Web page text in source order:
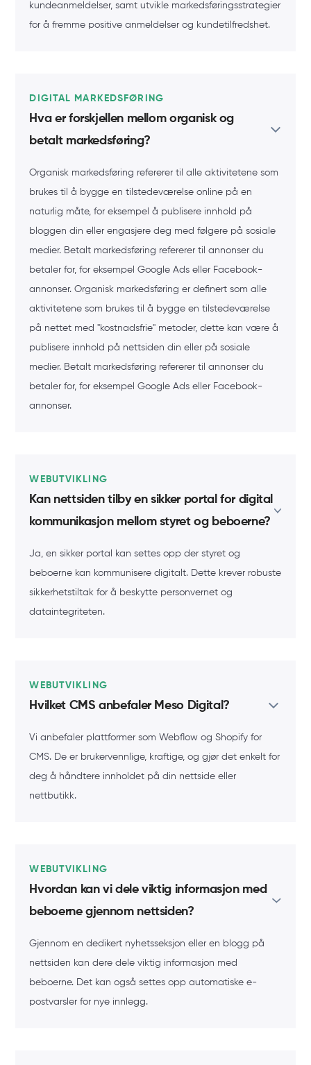
kundeanmeldelser, samt utvikle markedsføringsstrategier
for å fremme positive anmeldelser og kundetilfredshet.
DIGITAL MARKEDSFØRING
Hva er forskjellen mellom organisk og
betalt markedsføring?
Organisk markedsføring refererer til alle aktivitetene som
brukes til å bygge en tilstedeværelse online på en
naturlig måte, for eksempel å publisere innhold på
bloggen din eller engasjere deg med følgere på sosiale
medier. Betalt markedsføring refererer til annonser du
betaler for, for eksempel Google Ads eller Facebook-
annonser. Organisk markedsføring er definert som alle
aktivitetene som brukes til å bygge en tilstedeværelse
på nettet med "kostnadsfrie" metoder, dette kan være å
publisere innhold på nettsiden din eller på sosiale
medier. Betalt markedsføring refererer til annonser du
betaler for, for eksempel Google Ads eller Facebook-
annonser.
WEBUTVIKLING
Kan nettsiden tilby en sikker portal for digital
kommunikasjon mellom styret og beboerne?
Ja, en sikker portal kan settes opp der styret og
beboerne kan kommunisere digitalt. Dette krever robuste
sikkerhetstiltak for å beskytte personvernet og
dataintegriteten.
WEBUTVIKLING
Hvilket CMS anbefaler Meso Digital?
Vi anbefaler plattformer som Webflow og Shopify for
CMS. De er brukervennlige, kraftige, og gjør det enkelt for
deg å håndtere innholdet på din nettside eller
nettbutikk.
WEBUTVIKLING
Hvordan kan vi dele viktig informasjon med
beboerne gjennom nettsiden?
Gjennom en dedikert nyhetsseksjon eller en blogg på
nettsiden kan dere dele viktig informasjon med
beboerne. Det kan også settes opp automatiske e-
postvarsler for nye innlegg.